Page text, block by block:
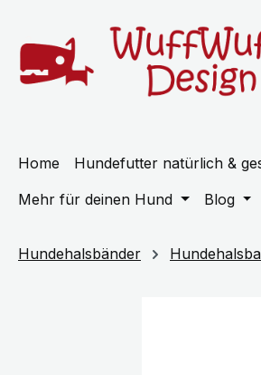
Home Hundefutter natürlich &
Mehr für deinen Hund
Blog
Hundehalsbänder